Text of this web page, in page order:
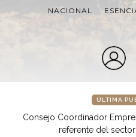
NACIONAL
ÚLTIMA
Consejo Coordinador
referente del